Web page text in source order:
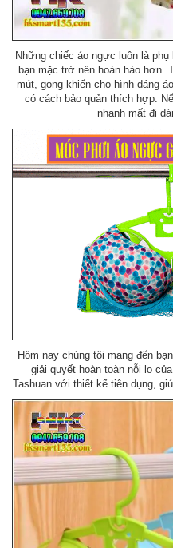
Những chiếc áo ngực luôn là
bạn mặc trở nên hoàn hảo hơn.
mút, gọng khiến cho hình dáng
có cách bảo quản thích hợp.
nhanh mất đi
Hôm nay chúng tôi mang đến
giải quyết hoàn toàn nỗi lo
Tashuan với thiết kế tiên dụng,